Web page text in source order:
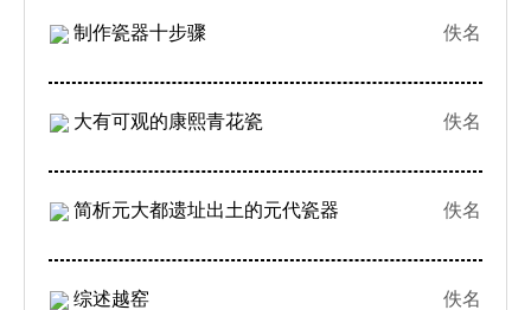
制作瓷器十步骤 佚名
大有可观的康熙青花瓷 佚名
简析元大都遗址出土的元代瓷器 佚名
综述越窑 佚名